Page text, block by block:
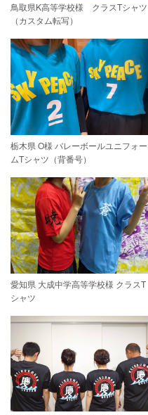
鳥取県K高等学校様 クラスTシャツ
（カスタム転写）
栃木県 O様 バレーボールユニフォー
ムTシャツ（背番号）
愛知県 大成中学高等学校様 クラスT
シャツ